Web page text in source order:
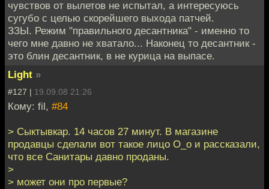
чувствов от вылетов не испытал, а интересуюсь
сугубо с целью скорейшего выхода патчей.
ЗЗЫ. Режим "правильного десантника" - именно то
чего мне давно не хватало... Наконец то десантник -
это блин десантник, в не курица на выпасе.
Light »
#127 | 19.09.08 21:26
Кому: fil, #84
> Сыктывкар. 14 часов 27 минут. В магазине
продавцы сделали вот такое лицо О_о и рассказали,
что все Санитары давно проданы.
>
> может они про первые?